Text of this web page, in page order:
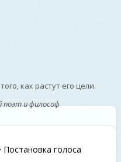
как растут его цели.
поэт и философ
Постановка голоса